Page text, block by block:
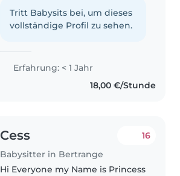
would love to do such activities
with kids. I am first aid certified
Tritt Babysits bei, um dieses
vollständige Profil zu sehen.
Erfahrung: < 1 Jahr
18,00 €/Stunde
Cess
Babysitter in Bertrange
16
Hi Everyone my Name is Princess